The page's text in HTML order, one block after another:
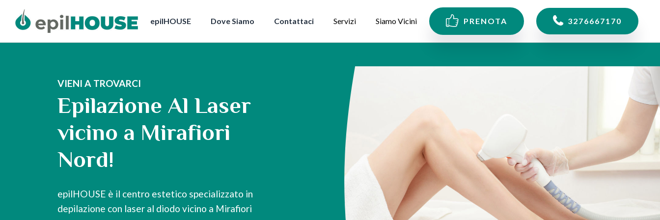
epilHOUSE Dove Siamo Contattaci Servizi Siamo Vicini PRENOTA 3276667170
VIENI A TROVARCI
Epilazione Al Laser
vicino a Mirafiori
Nord!
epilHOUSE è il centro estetico specializzato in
depilazione con laser al diodo vicino a Mirafiori